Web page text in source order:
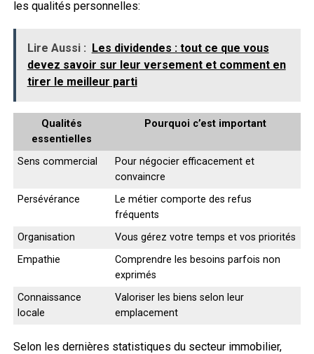
les qualités personnelles:
Lire Aussi : Les dividendes : tout ce que vous
devez savoir sur leur versement et comment en
tirer le meilleur parti
Qualités
essentielles
Pourquoi c’est important
Sens commercial
Pour négocier efficacement et
convaincre
Persévérance
Le métier comporte des refus
fréquents
Organisation
Vous gérez votre temps et vos priorités
Empathie
Comprendre les besoins parfois non
exprimés
Connaissance
locale
Valoriser les biens selon leur
emplacement
Selon les dernières statistiques du secteur immobilier,